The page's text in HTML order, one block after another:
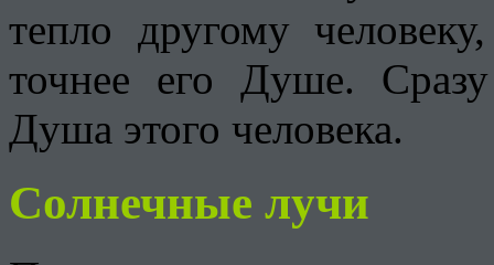
тепло другому
точнее его Душе. Сразу
Душа этого человека.
Солнечные лучи